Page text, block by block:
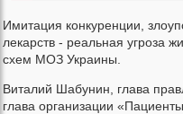
Имитация конкуренции,
лекарств - реальная угроза
схем МОЗ Украины.
Виталий Шабунин, глава
глава организации